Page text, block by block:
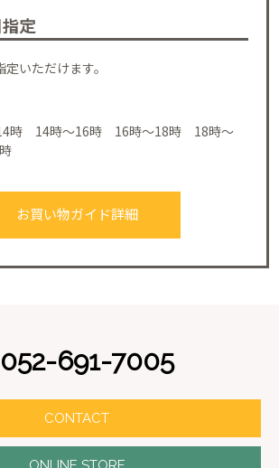
定
いただけます。
時 14時～16時 16時～18時 18時～
お買い物ガイド詳細
052-691-7005
CONTACT